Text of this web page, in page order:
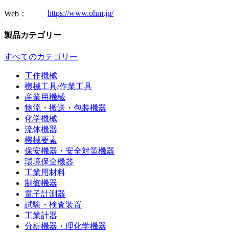
Web： https://www.ohm.jp/
製品カテゴリー
すべてのカテゴリー
工作機械
機械工具/作業工具
産業用機械
物流・搬送・包装機器
化学機械
流体機器
機械要素
保安機器・安全対策機器
環境保全機器
工業用材料
制御機器
電子計測器
試験・検査装置
工業計器
分析機器・理化学機器